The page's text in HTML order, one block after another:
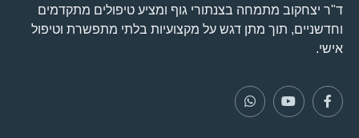
ד"ר יצחקוב מתמחה בצנתורי גוף ומציע טיפולים מתקדמים
וחדשניים, תוך מתן דגש על מקצועיות בלתי מתפשרת וטיפול
אישי.